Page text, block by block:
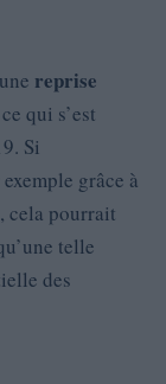
reprise
qui s’est
Si
grâce à
cela pourrait
telle
des